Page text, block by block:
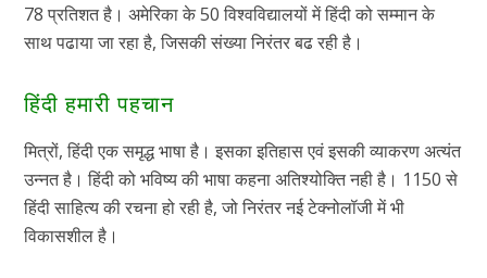
78 प्रतिशत है। अमेरिका के 50 विश्वविद्यालयों में हिंदी को सम्मान के
साथ पढाया जा रहा है, जिसकी संख्या निरंतर बढ रही है।
हिंदी हमारी पहचान
मित्रों, हिंदी एक समृद्ध भाषा है। इसका इतिहास एवं इसकी व्याकरण अत्यंत
उन्नत है। हिंदी को भविष्य की भाषा कहना अतिश्योक्ति नही है। 1150 से
हिंदी साहित्य की रचना हो रही है, जो निरंतर नई टेक्नोलॉजी में भी
विकासशील है।